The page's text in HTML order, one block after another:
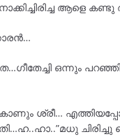
ആളെ
ഒന്നും
ശ്രീ…